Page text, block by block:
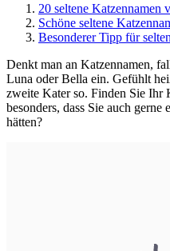
20 seltene Katzennamen
Schöne seltene
Besonderer Tipp für
Denkt man an Katzennamen,
Luna oder Bella ein. Gefühlt
zweite Kater so. Finden Sie Ihr
besonders, dass Sie auch gerne
hätten?